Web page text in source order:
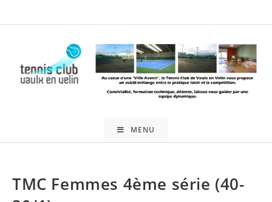
to
MENU
TMC Femmes 4ème série (40-